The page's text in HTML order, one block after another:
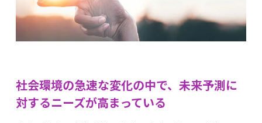
社会環境の急速な変化の中で、未来予測に
対するニーズが高まっている